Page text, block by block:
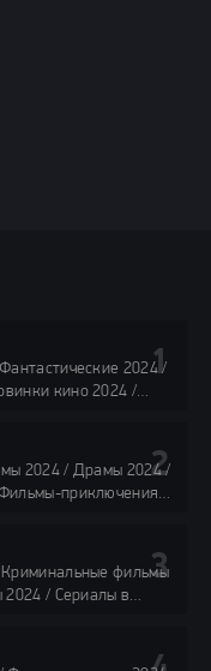
2024 /
кино 2024 /
фильмы /
2024 / Драмы 2024 /
приключения
в озвучке
LostFilm / Сериалы в
фильмы онлайн
фильмы
/ Сериалы в
/ Смотреть фильмы